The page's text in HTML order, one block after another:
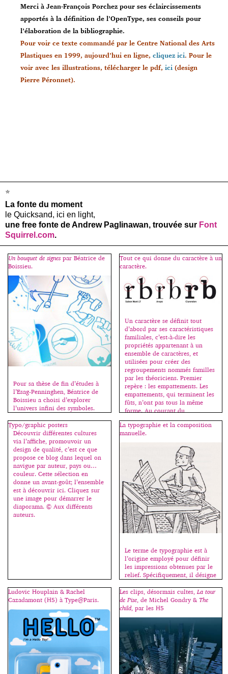
Merci à Jean-François Porchez pour ses éclaircissements
apportés à la définition de l’OpenType, ses conseils pour
l’élaboration de la bibliographie.
Pour voir ce texte commandé par le Centre National des Arts
Plastiques en 1999, aujourd’hui en ligne, cliquez ici. Pour le
voir avec les illustrations, télécharger le pdf, ici(design
Pierre Péronnet).
*
La fonte du moment
le Quicksand, ici en light,
une free fonte de Andrew Paglinawan, trouvée sur Font
Squirrel.com.
Un bouquet de signes par Béatrice de
Boissieu.
Pour sa thèse de fin d’études à
l’Esag-Penninghen, Béatrice de
Boissieu a choisi d’explorer
l’univers infini des symboles.
Dans un ouvrage de plus de 400
pages (une centaine de mots
sont répertoriés par ordre
alphabétique de abeille à
visage), elle les analyse et
répertorie leurs représentations
graphiques afin d’en présenter
une vision contemporaine et
accessible […]
Tout ce qui donne du caractère à un
caractère.
Un caractère se définit tout
d’abord par ses caractéristiques
familiales, c’est-à-dire les
propriétés appartenant à un
ensemble de caractères, et
utilisées pour créer des
regroupements nommés familles
par les théoriciens. Premier
repère : les empattements. Les
empattements, qui terminent les
fûts, n’ont pas tous la même
forme. Au courant du
XIXe siècle, ils ont commencé à
disparaître. […]
Typo/graphic posters
Découvrir différentes cultures
via l’affiche, promouvoir un
design de qualité, c’est ce que
propose ce blog dans lequel on
navigue par auteur, pays ou…
couleur. Cette sélection en
donne un avant-goût; l’ensemble
est à découvrir ici. Cliquez sur
une image pour démarrer le
diaporama. © Aux différents
auteurs.
La typographie et la composition
manuelle.
Le terme de typographie est à
l’origine employé pour définir
les impressions obtenues par le
relief. Spécifiquement, il désigne
la composition de textes à l’aide
de caractères mobiles fondus
dans un alliage de plomb,
d’antimoine et d’étain et coulés
dans des matrices, obtenues à
partir de poinçons originaux
gravés en acier trempé. La
gravure […]
Ludovic Houplain & Rachel
Cazadamont (H5) à Type@Paris.
Les clips, désormais cultes,La tour
de Pise, de Michel Gondry &The
child, par les H5